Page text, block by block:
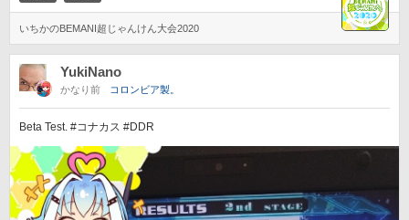
いちかのBEMANI超じゃんけん大会2020
YukiNano
かなり前 コロンビア製。
Beta Test. #コナカス #DDR